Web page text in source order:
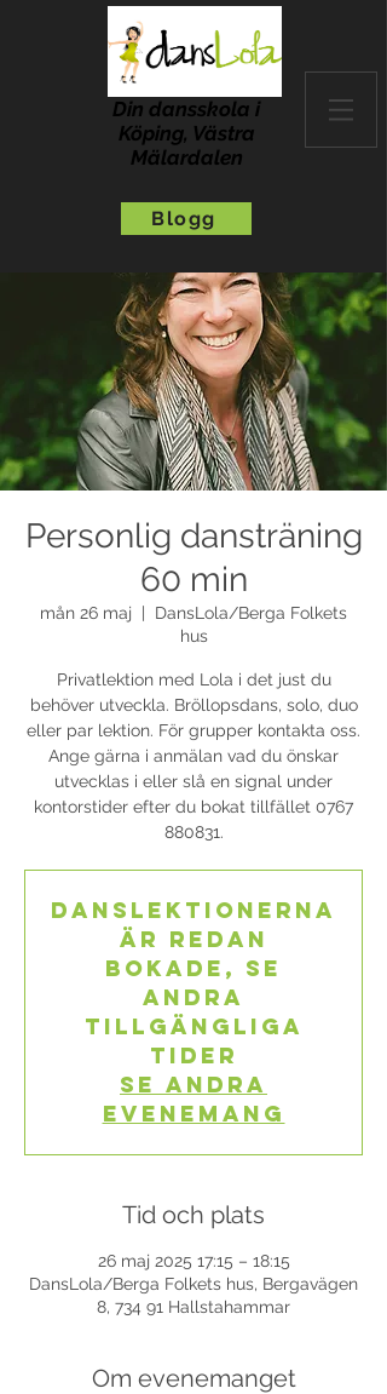
Din dansskola i
Köping, Västra
Mälardalen
Blogg
Personlig dansträning
60 min
mån 26 maj
DansLola/Berga Folkets
hus
Privatlektion med Lola i det just du
behöver utveckla. Bröllopsdans, solo, duo
eller par lektion. För grupper kontakta oss.
Ange gärna i anmälan vad du önskar
utvecklas i eller slå en signal under
kontorstider efter du bokat tillfället 0767
880831.
Danslektionerna
är redan
bokade, se
andra
tillgängliga
tider
Se andra
evenemang
Tid och plats
26 maj 2025 17:15 – 18:15
DansLola/Berga Folkets hus, Bergavägen
8, 734 91 Hallstahammar
Om evenemanget